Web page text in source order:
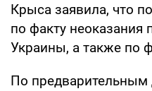
Крыса заявила, что
по факту
Украины, а также по
По